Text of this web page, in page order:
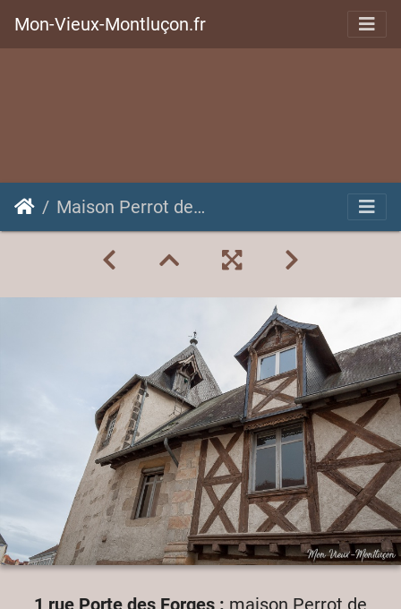
Mon-Vieux-Montluçon.fr
Maison Perrot de St Angel
1 rue Porte des Forges : maison Perrot de